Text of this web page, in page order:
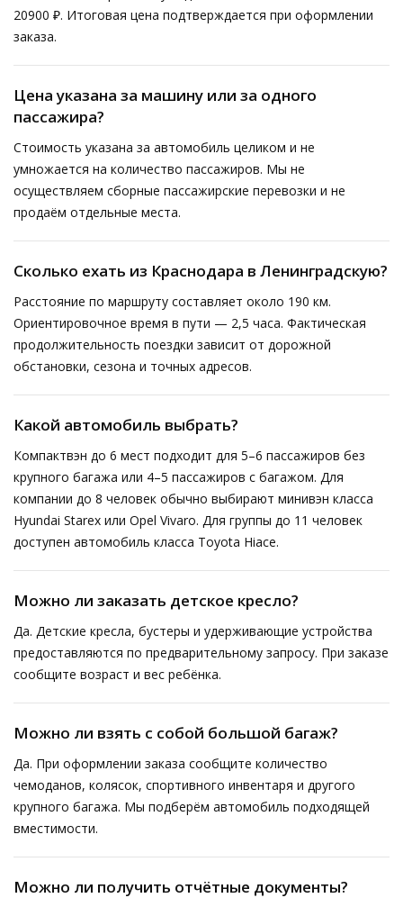
20900 ₽. Итоговая цена подтверждается при оформлении
заказа.
Цена указана за машину или за одного
пассажира?
Стоимость указана за автомобиль целиком и не
умножается на количество пассажиров. Мы не
осуществляем сборные пассажирские перевозки и не
продаём отдельные места.
Сколько ехать из Краснодара в Ленинградскую?
Расстояние по маршруту составляет около 190 км.
Ориентировочное время в пути — 2,5 часа. Фактическая
продолжительность поездки зависит от дорожной
обстановки, сезона и точных адресов.
Какой автомобиль выбрать?
Компактвэн до 6 мест подходит для 5–6 пассажиров без
крупного багажа или 4–5 пассажиров с багажом. Для
компании до 8 человек обычно выбирают минивэн класса
Hyundai Starex или Opel Vivaro. Для группы до 11 человек
доступен автомобиль класса Toyota Hiace.
Можно ли заказать детское кресло?
Да. Детские кресла, бустеры и удерживающие устройства
предоставляются по предварительному запросу. При заказе
сообщите возраст и вес ребёнка.
Можно ли взять с собой большой багаж?
Да. При оформлении заказа сообщите количество
чемоданов, колясок, спортивного инвентаря и другого
крупного багажа. Мы подберём автомобиль подходящей
вместимости.
Можно ли получить отчётные документы?